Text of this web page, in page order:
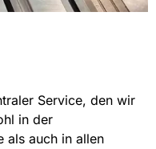
Service, den wir
in der
als auch in allen